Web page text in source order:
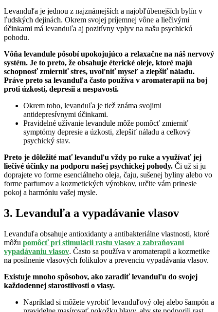
Levanduľa je jednou z najznámejších a najobľúbenejších bylín v
ľudských dejinách. Okrem svojej príjemnej vône a liečivými
účinkami má levanduľa aj pozitívny vplyv na našu psychickú
pohodu.
Vôňa levandule pôsobí upokojujúco a relaxačne na náš nervový
systém. Je to preto, že obsahuje éterické oleje, ktoré majú
schopnosť zmierniť stres, uvoľniť myseľ a zlepšiť náladu.
Práve preto sa levanduľa často používa v aromaterapii na boj
proti úzkosti, depresii a nespavosti.
Okrem toho, levanduľa je tiež známa svojimi
antidepresívnymi účinkami.
Pravidelné užívanie levandule môže pomôcť zmierniť
symptómy depresie a úzkosti, zlepšiť náladu a celkový
psychický stav.
Preto je dôležité mať levanduľu vždy po ruke a využívať jej
liečivé účinky na podporu našej psychickej pohody. Či už si ju
doprajete vo forme esenciálneho oleja, čaju, sušenej byliny alebo vo
forme parfumov a kozmetických výrobkov, určite vám prinesie
pokoj a harmóniu vašej mysle.
3. Levanduľa a vypadávanie vlasov
Levanduľa obsahuje antioxidanty a antibakteriálne vlastnosti, ktoré
môžu pomôcť pri stimulácii rastu vlasov a zabraňovaní
vypadávaniu vlasov. Často sa používa v aromaterapii a kozmetike
na posilnenie vlasových folikulov a prevenciu vypadávania vlasov.
Existuje mnoho spôsobov, ako zaradiť levanduľu do svojej
každodennej starostlivosti o vlasy.
Napríklad si môžete vyrobiť levanduľový olej alebo šampón a